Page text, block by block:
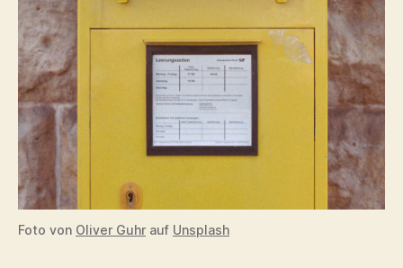
Foto von Oliver Guhr auf Unsplash